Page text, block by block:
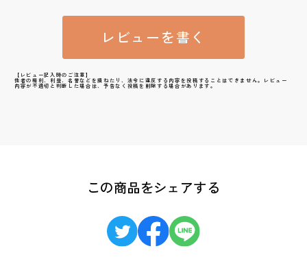
レビューを書く
【レビュー記入時のご注意】
他者の権利、利益、名誉などを損ねたり、法令に違反する内容を投稿することはできません。レビュー
内容が不適切と判断した場合は、予告なく投稿を削除する場合があります。
この商品をシェアする